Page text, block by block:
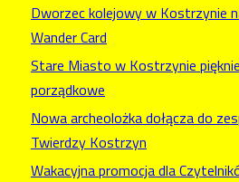
Dworzec kolejowy w Kostrzynie
Wander Card
Stare Miasto w Kostrzynie
porządkowe
Nowa archeolożka dołącza do
Twierdzy Kostrzyn
Wakacyjna promocja dla